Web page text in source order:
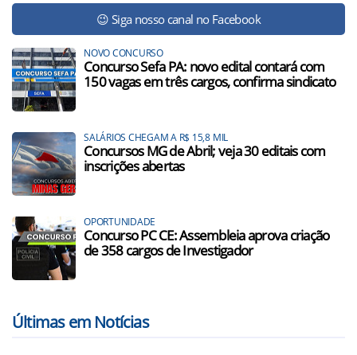
😉 Siga nosso canal no Facebook
NOVO CONCURSO
Concurso Sefa PA: novo edital contará com
150 vagas em três cargos, confirma sindicato
SALÁRIOS CHEGAM A R$ 15,8 MIL
Concursos MG de Abril; veja 30 editais com
inscrições abertas
OPORTUNIDADE
Concurso PC CE: Assembleia aprova criação
de 358 cargos de Investigador
Últimas em Notícias